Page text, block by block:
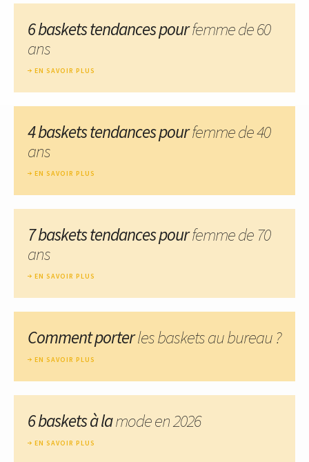
6 baskets tendances pourfemme de 60
ans
EN SAVOIR PLUS
4 baskets tendances pourfemme de 40
ans
EN SAVOIR PLUS
7 baskets tendances pourfemme de 70
ans
EN SAVOIR PLUS
Comment porterles baskets au bureau ?
EN SAVOIR PLUS
6 baskets à lamode en 2026
EN SAVOIR PLUS